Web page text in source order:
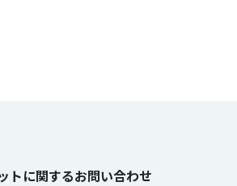
トに関するお問い合わせ